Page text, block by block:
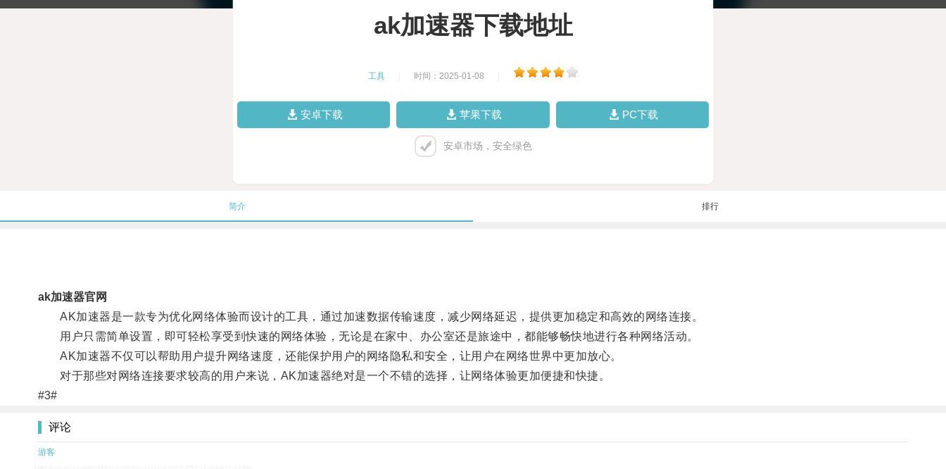
ak加速器下载地址
工具 时间：2025-01-08
安卓下载 苹果下载 PC下载
安卓市场，安全绿色
简介 排行
ak加速器官网
AK加速器是一款专为优化网络体验而设计的工具，通过加速数据传输速度，减少网络延迟，提供更加稳定和高效的网络连接。
用户只需简单设置，即可轻松享受到快速的网络体验，无论是在家中、办公室还是旅途中，都能够畅快地进行各种网络活动。
AK加速器不仅可以帮助用户提升网络速度，还能保护用户的网络隐私和安全，让用户在网络世界中更加放心。
对于那些对网络连接要求较高的用户来说，AK加速器绝对是一个不错的选择，让网络体验更加便捷和快捷。
#3#
评论
游客